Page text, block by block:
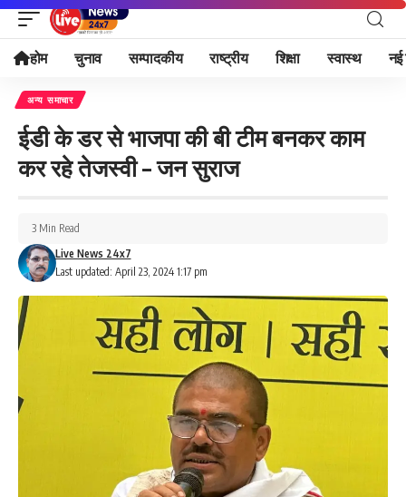
होम चुनाव सम्पादकीय राष्ट्रीय शिक्षा स्वास्थ नई
अन्य समाचार
ईडी के डर से भाजपा की बी टीम बनकर काम
कर रहे तेजस्वी – जन सुराज
Last updated: April 23, 2024 1:17 pm
Live News 24x7
3 Min Read